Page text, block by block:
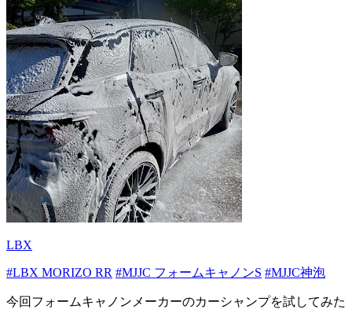
LBX
#LBX MORIZO RR #MJJC フォームキャノンS #MJJC神泡
今回フォームキャノンメーカーのカーシャンプを試してみた